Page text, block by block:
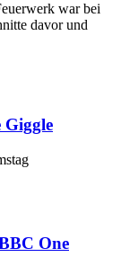
war bei
davor und
Giggle
One